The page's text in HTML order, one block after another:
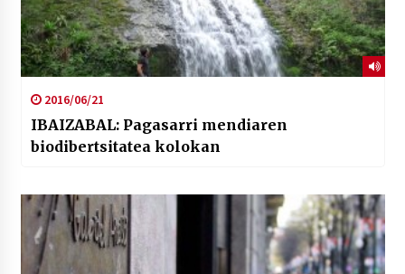
2016/06/21
IBAIZABAL: Pagasarri mendiaren
biodibertsitatea kolokan